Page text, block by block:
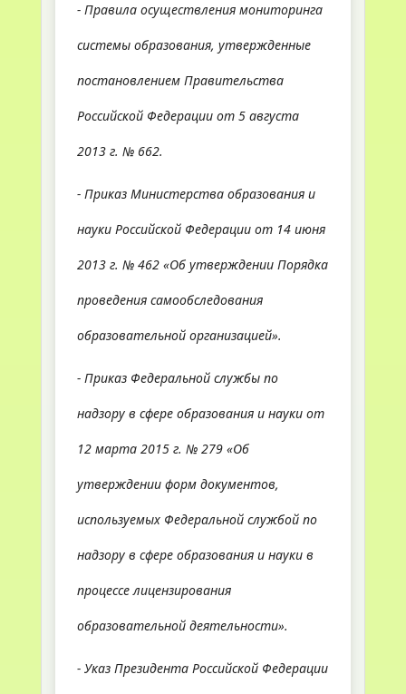
- Правила осуществления мониторинга
системы образования, утвержденные
постановлением Правительства
Российской Федерации от 5 августа
2013 г. № 662.
- Приказ Министерства образования и
науки Российской Федерации от 14 июня
2013 г. № 462 «Об утверждении Порядка
проведения самообследования
образовательной организацией».
- Приказ Федеральной службы по
надзору в сфере образования и науки от
12 марта 2015 г. № 279 «Об
утверждении форм документов,
используемых Федеральной службой по
надзору в сфере образования и науки в
процессе лицензирования
образовательной деятельности».
- Указ Президента Российской Федерации